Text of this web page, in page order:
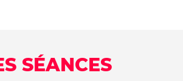
SÉANCES